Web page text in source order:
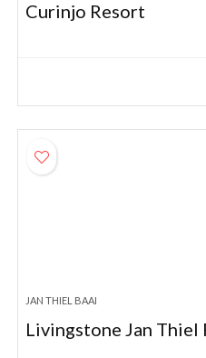
Curinjo Resort
JAN THIEL BAAI
Livingstone Jan Thiel